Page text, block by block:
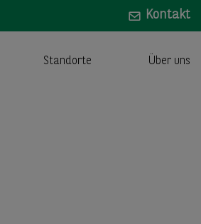
Kontakt
Standorte Über uns